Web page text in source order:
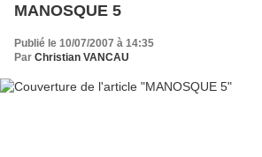
MANOSQUE 5
Publié le 10/07/2007 à 14:35
Par Christian VANCAU